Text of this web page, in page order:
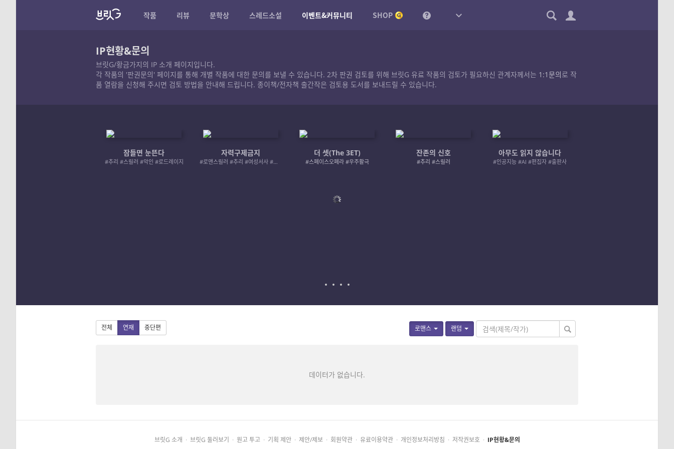
작품 리뷰 문학상 스레드소설 이벤트&커뮤니티 SHOP
IP현황&문의
브릿G/황금가지의 IP 소개 페이지입니다.
각 작품의 '판권문의' 페이지를 통해 개별 작품에 대한 문의를 보낼 수 있습니다. 2차 판권 검토를 위해 브릿G 유료 작품의 검토가 필요하신 관계자께서는 1:1문의로 작
품 열람을 신청해 주시면 검토 방법을 안내해 드립니다. 종이책/전자책 출간작은 검토용 도서를 보내드릴 수 있습니다.
잠들면 눈뜬다
#추리 #스릴러 #악인 #로드레이지
자력구제금지
#로맨스릴러 #추리 #여성서사 #사적제재
더 셋(The 3ET)
#스페이스오페라 #우주활극
잔존의 신호
#추리 #스릴러
아무도 읽지 않습니다
#인공지능 #AI #편집자 #출판사
로맨스 랜덤
전체 연재 중단편
데이터가 없습니다.
브릿G 소개 · 브릿G 둘러보기 · 원고 투고 · 기획 제안 · 제안/제보 · 회원약관 · 유료이용약관 · 개인정보처리방침 · 저작권보호 · IP현황&문의